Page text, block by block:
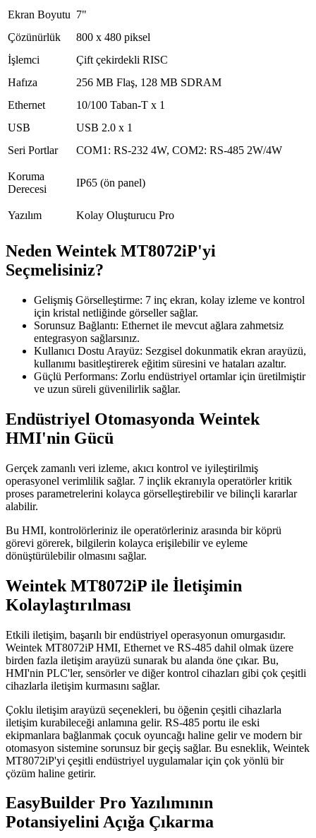
Ekran Boyutu 7"
Çözünürlük
800 x 480 piksel
İşlemci
Çift çekirdekli RISC
Hafıza
256 MB Flaş, 128 MB SDRAM
Ethernet
10/100 Taban-T x 1
USB
USB 2.0 x 1
Seri Portlar
COM1: RS-232 4W, COM2: RS-485 2W/4W
Koruma
Derecesi
IP65 (ön panel)
Yazılım Kolay Oluşturucu Pro
Neden Weintek MT8072iP'yi
Seçmelisiniz?
Gelişmiş Görselleştirme: 7 inç ekran, kolay izleme ve kontrol
için kristal netliğinde görseller sağlar.
Sorunsuz Bağlantı: Ethernet ile mevcut ağlara zahmetsiz
entegrasyon sağlarsınız.
Kullanıcı Dostu Arayüz: Sezgisel dokunmatik ekran arayüzü,
kullanımı basitleştirerek eğitim süresini ve hataları azaltır.
Güçlü Performans: Zorlu endüstriyel ortamlar için üretilmiştir
ve uzun süreli güvenilirlik sağlar.
Endüstriyel Otomasyonda Weintek
HMI'nin Gücü
Gerçek zamanlı veri izleme, akıcı kontrol ve iyileştirilmiş
operasyonel verimlilik sağlar. 7 inçlik ekranıyla operatörler kritik
proses parametrelerini kolayca görselleştirebilir ve bilinçli kararlar
alabilir.
Bu HMI, kontrolörleriniz ile operatörleriniz arasında bir köprü
görevi görerek, bilgilerin kolayca erişilebilir ve eyleme
dönüştürülebilir olmasını sağlar.
Weintek MT8072iP ile İletişimin
Kolaylaştırılması
Etkili iletişim, başarılı bir endüstriyel operasyonun omurgasıdır.
Weintek MT8072iP HMI, Ethernet ve RS-485 dahil olmak üzere
birden fazla iletişim arayüzü sunarak bu alanda öne çıkar. Bu,
HMI'nin PLC'ler, sensörler ve diğer kontrol cihazları gibi çok çeşitli
cihazlarla iletişim kurmasını sağlar.
Çoklu iletişim arayüzü seçenekleri, bu öğenin çeşitli cihazlarla
iletişim kurabileceği anlamına gelir. RS-485 portu ile eski
ekipmanlara bağlanmak çocuk oyuncağı haline gelir ve modern bir
otomasyon sistemine sorunsuz bir geçiş sağlar. Bu esneklik, Weintek
MT8072iP'yi çeşitli endüstriyel uygulamalar için çok yönlü bir
çözüm haline getirir.
EasyBuilder Pro Yazılımının
Potansiyelini Açığa Çıkarma